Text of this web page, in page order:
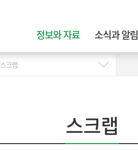
정보와 자료 소식과 알림
스크랩
스크랩